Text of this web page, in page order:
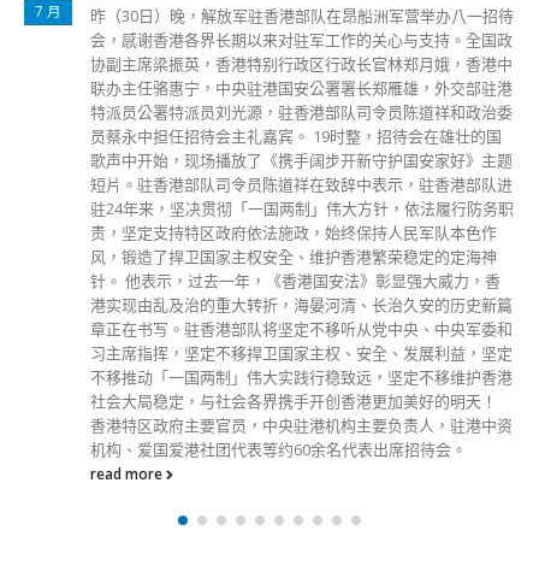
7 月
昨（30日）晚，解放军驻香港部队在昂船洲军营举办八一招待
会，感谢香港各界长期以来对驻军工作的关心与支持。全国政
协副主席梁振英，香港特别行政区行政长官林郑月娥，香港中
联办主任骆惠宁，中央驻港国安公署署长郑雁雄，外交部驻港
特派员公署特派员刘光源，驻香港部队司令员陈道祥和政治委
员蔡永中担任招待会主礼嘉宾。 19时整，招待会在雄壮的国
歌声中开始，现场播放了《携手阔步开新守护国安家好》主题
短片。驻香港部队司令员陈道祥在致辞中表示，驻香港部队进
驻24年来，坚决贯彻「一国两制」伟大方针，依法履行防务职
责，坚定支持特区政府依法施政，始终保持人民军队本色作
风，锻造了捍卫国家主权安全、维护香港繁荣稳定的定海神
针。 他表示，过去一年，《香港国安法》彰显强大威力，香
港实现由乱及治的重大转折，海晏河清、长治久安的历史新篇
章正在书写。驻香港部队将坚定不移听从党中央、中央军委和
习主席指挥，坚定不移捍卫国家主权、安全、发展利益，坚定
不移推动「一国两制」伟大实践行稳致远，坚定不移维护香港
社会大局稳定，与社会各界携手开创香港更加美好的明天！
香港特区政府主要官员，中央驻港机构主要负责人，驻港中资
机构、爱国爱港社团代表等约60余名代表出席招待会。
read more